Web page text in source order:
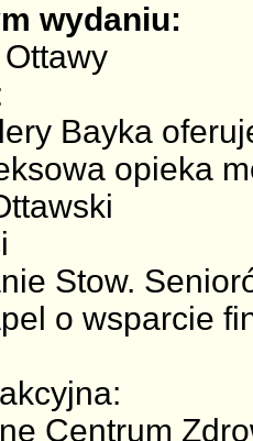
wydaniu:
Bayka
opieka
Stow.
o wsparcie
Centrum